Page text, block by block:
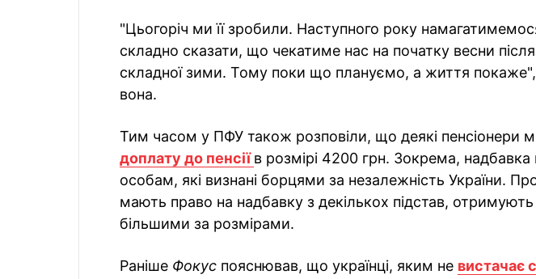
"Цьогоріч ми її зробили. Наступного року
складно сказати, що чекатиме нас на початку весни після
складної зими. Тому поки що плануємо, а життя
вона.
Тим часом у ПФУ також розповіли, що деякі пенсіонери
доплату до пенсіїв розмірі 4200 грн. Зокрема, надбавка
особам, які визнані борцями за незалежність України.
мають право на надбавку з декількох підстав, отримують
більшими за розмірами.
Раніше Фокус пояснював, що українці, яким не вистачає